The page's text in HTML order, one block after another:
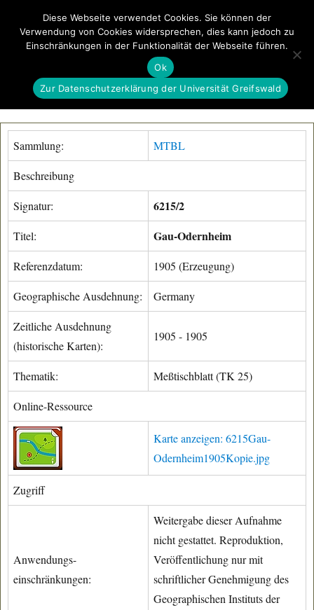
GeoGREIF MENÜ
Sammlung: MTBL
Beschreibung
Signatur: 6215/2
Titel: Gau-Odernheim
Referenzdatum: 1905 (Erzeugung)
Geographische Ausdehnung: Germany
Zeitliche Ausdehnung
(historische Karten):
1905 - 1905
Thematik: Meßtischblatt (TK 25)
Online-Ressource
Karte anzeigen: 6215Gau-
Odernheim1905Kopie.jpg
Zugriff
Anwendungs-
einschränkungen:
Weitergabe dieser Aufnahme
nicht gestattet. Reproduktion,
Veröffentlichung nur mit
schriftlicher Genehmigung des
Geographischen Instituts der
Diese Webseite verwendet Cookies. Sie können der
Verwendung von Cookies widersprechen, dies kann jedoch zu
Einschränkungen in der Funktionalität der Webseite führen.
Ok
Zur Datenschutzerklärung der Universität Greifswald